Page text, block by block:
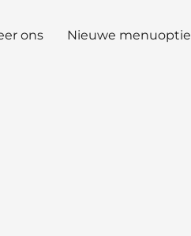
ons Nieuwe menuoptie